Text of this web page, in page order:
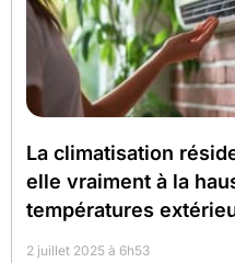
La climatisation
elle vraiment à la
températures
2 juillet 2025 à 6h53